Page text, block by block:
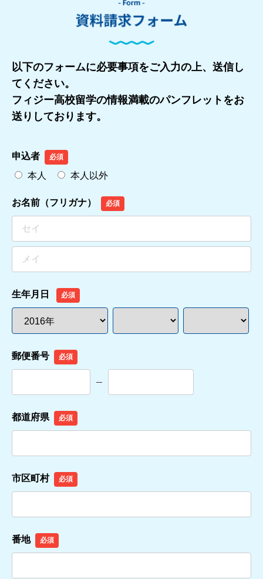
以下のフォームに必要事項をご入力の上、送信し
てください。
フィジー高校留学の情報満載のパンフレットをお
送りしております。
申込者 必須
本人 本人以外
お名前（フリガナ） 必須
生年月日 必須
郵便番号 必須
都道府県 必須
市区町村 必須
番地 必須